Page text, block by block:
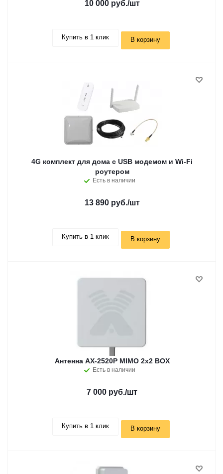
10 000 руб./шт
Купить в 1 клик В корзину
4G комплект для дома с USB модемом и Wi-Fi
роутером
Есть в наличии
13 890 руб./шт
Купить в 1 клик В корзину
Антенна AX-2520P MIMO 2x2 BOX
Есть в наличии
7 000 руб./шт
Купить в 1 клик В корзину